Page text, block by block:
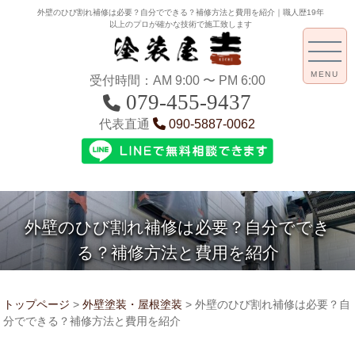
外壁のひび割れ補修は必要？自分でできる？補修方法と費用を紹介｜職人歴19年
以上のプロが確かな技術で施工致します
受付時間：AM 9:00 〜 PM 6:00
079-455-9437
代表直通 090-5887-0062
外壁のひび割れ補修は必要？自分ででき
る？補修方法と費用を紹介
MENU
トップページ > 外壁塗装・屋根塗装 > 外壁のひび割れ補修は必要？自
分でできる？補修方法と費用を紹介